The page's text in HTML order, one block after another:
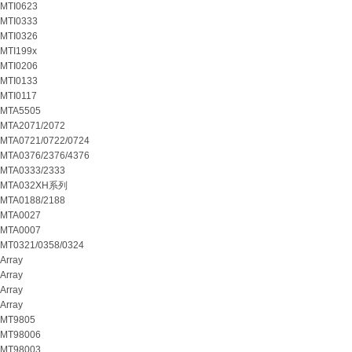
MTI0623
MTI0333
MTI0326
MTI199x
MTI0206
MTI0133
MTI0117
MTA5505
MTA2071/2072
MTA0721/0722/0724
MTA0376/2376/4376
MTA0333/2333
MTA032XH系列
MTA0188/2188
MTA0027
MTA0007
MT0321/0358/0324
Array
Array
Array
Array
MT9805
MT98006
MT98003